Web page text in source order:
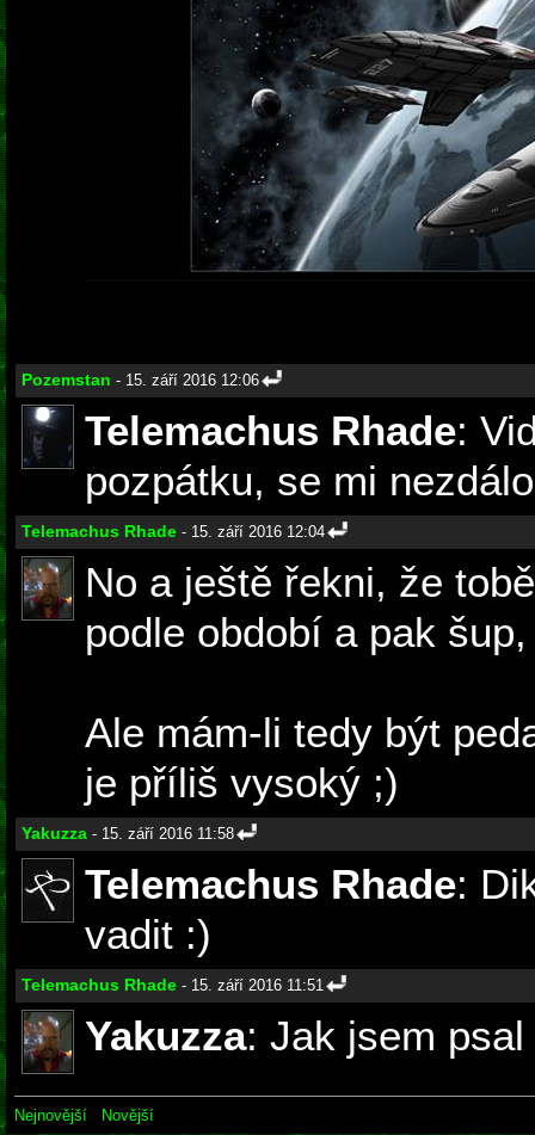
Pozemstan - 15. září 2016 12:06
Telemachus Rhade:
pozpátku, se mi
Telemachus Rhade - 15. září 2016 12:04
No a ještě řekni, že
podle období a pak
Ale mám-li tedy být
je příliš vysoký ;)
Yakuzza - 15. září 2016 11:58
Telemachus Rhade:
vadit :)
Telemachus Rhade - 15. září 2016 11:51
Yakuzza: Jak jsem
Nejnovější Novější